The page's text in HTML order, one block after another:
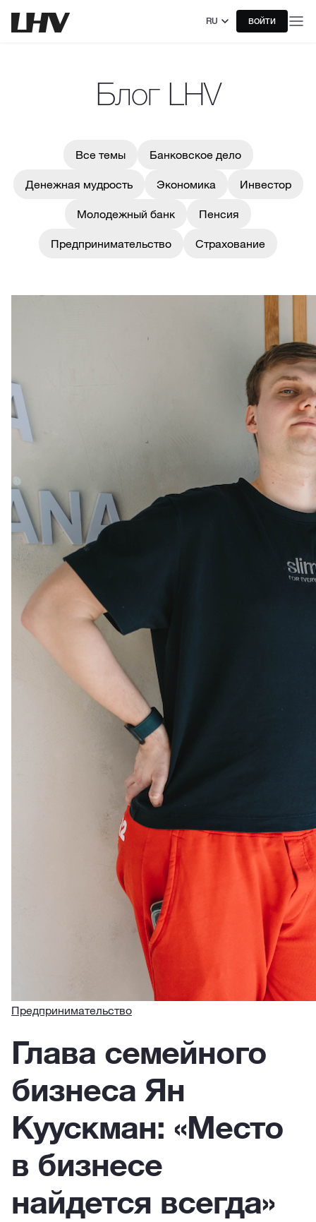
RU ВОЙТИ
Блог LHV
Все темы Банковское дело
Денежная мудрость Экономика Инвестор
Молодежный банк Пенсия
Предпринимательство Страхование
Предпринимательство
Глава семейного
бизнеса Ян
Куускман: «Место
в бизнесе
найдется всегда»